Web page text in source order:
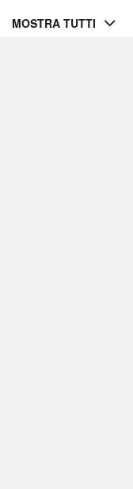
MOSTRA TUTTI